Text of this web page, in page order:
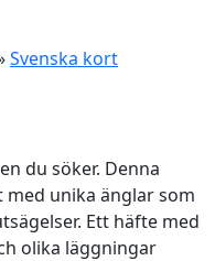
Svenska kort
du söker. Denna
unika änglar som
Ett häfte med
olika läggningar